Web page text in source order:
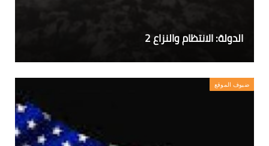
الدولة: الانتظام والنزاع 2
ضيوف الموقع